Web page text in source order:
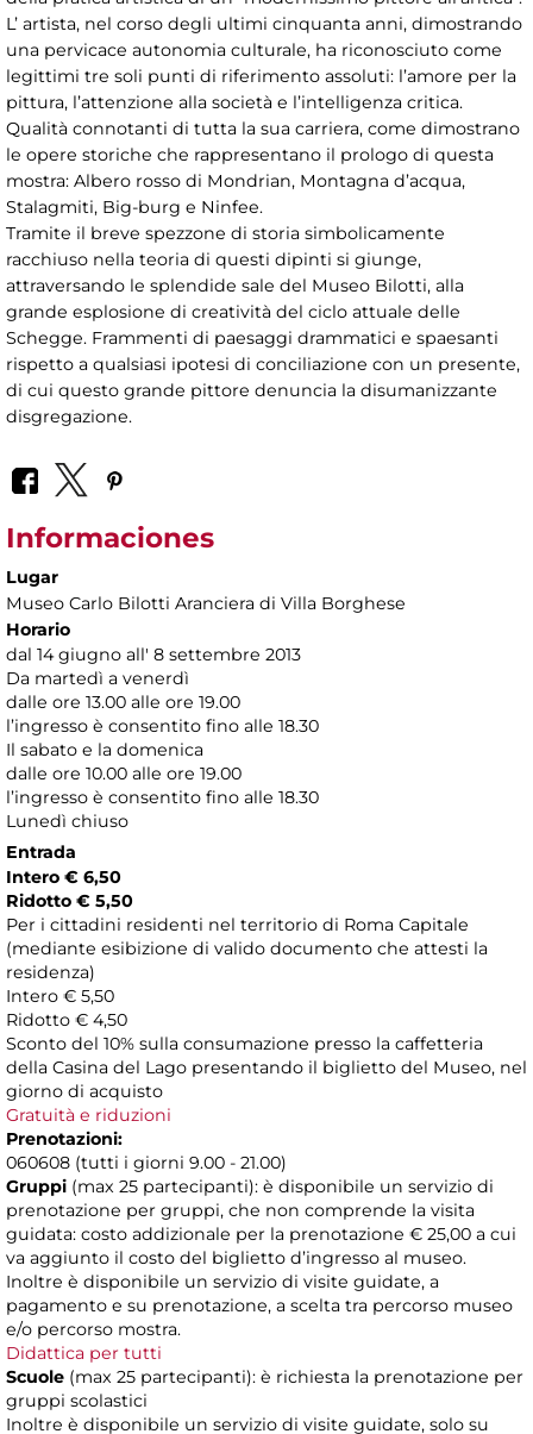
L’ artista, nel corso degli ultimi cinquanta anni, dimostrando
una pervicace autonomia culturale, ha riconosciuto come
legittimi tre soli punti di riferimento assoluti: l’amore per la
pittura, l’attenzione alla società e l’intelligenza critica.
Qualità connotanti di tutta la sua carriera, come dimostrano
le opere storiche che rappresentano il prologo di questa
mostra: Albero rosso di Mondrian, Montagna d’acqua,
Stalagmiti, Big-burg e Ninfee.
Tramite il breve spezzone di storia simbolicamente
racchiuso nella teoria di questi dipinti si giunge,
attraversando le splendide sale del Museo Bilotti, alla
grande esplosione di creatività del ciclo attuale delle
Schegge. Frammenti di paesaggi drammatici e spaesanti
rispetto a qualsiasi ipotesi di conciliazione con un presente,
di cui questo grande pittore denuncia la disumanizzante
disgregazione.
Informaciones
Lugar
Museo Carlo Bilotti Aranciera di Villa Borghese
Horario
dal 14 giugno all' 8 settembre 2013
Da martedì a venerdì
dalle ore 13.00 alle ore 19.00
l’ingresso è consentito fino alle 18.30
Il sabato e la domenica
dalle ore 10.00 alle ore 19.00
l’ingresso è consentito fino alle 18.30
Lunedì chiuso
Entrada
Intero € 6,50
Ridotto € 5,50
Per i cittadini residenti nel territorio di Roma Capitale
(mediante esibizione di valido documento che attesti la
residenza)
Intero € 5,50
Ridotto € 4,50
Sconto del 10% sulla consumazione presso la caffetteria
della Casina del Lago presentando il biglietto del Museo, nel
giorno di acquisto
Gratuità e riduzioni
Prenotazioni:
060608 (tutti i giorni 9.00 - 21.00)
Gruppi (max 25 partecipanti): è disponibile un servizio di
prenotazione per gruppi, che non comprende la visita
guidata: costo addizionale per la prenotazione € 25,00 a cui
va aggiunto il costo del biglietto d’ingresso al museo.
Inoltre è disponibile un servizio di visite guidate, a
pagamento e su prenotazione, a scelta tra percorso museo
e/o percorso mostra.
Didattica per tutti
Scuole (max 25 partecipanti): è richiesta la prenotazione per
gruppi scolastici
Inoltre è disponibile un servizio di visite guidate, solo su